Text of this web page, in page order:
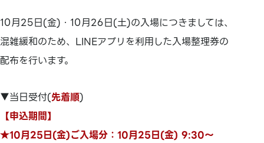
10月25日(金)・10月26日(土)の入場につきましては、
混雑緩和のため、LINEアプリを利用した入場整理券の
配布を行います。
▼当日受付(先着順)
【申込期間】
★10月25日(金)ご入場分：10月25日(金) 9:30～